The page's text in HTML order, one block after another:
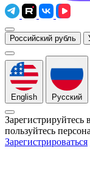
Российский рубль
English Русский
Зарегистрируйтесь
пользуйтесь
Зарегистрироваться